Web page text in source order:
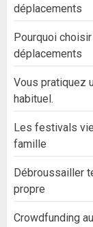
déplacements
Pourquoi
déplacements
Vous pratiquez
habituel.
Les festivals
famille
Débroussailler
propre
Crowdfunding